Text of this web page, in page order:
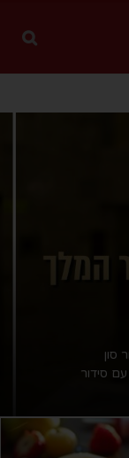
סון
סידור
הכנסת